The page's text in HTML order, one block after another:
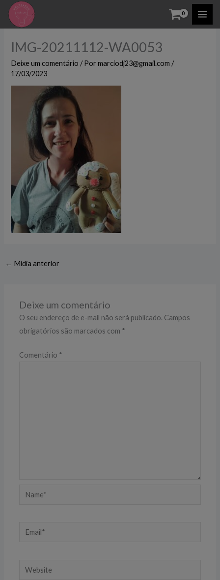
para
conteúdo
IMG-20211112-WA0053
Deixe um comentário / Pormarciodj23@gmail.com /
17/03/2023
← Mídia anterior
Deixe um comentário
O seu endereço de e-mail não será publicado. Campos
obrigatórios são marcados com *
Comentário *
Name*
Email*
Website